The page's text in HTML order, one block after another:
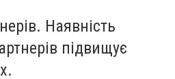
Наявність
підвищує